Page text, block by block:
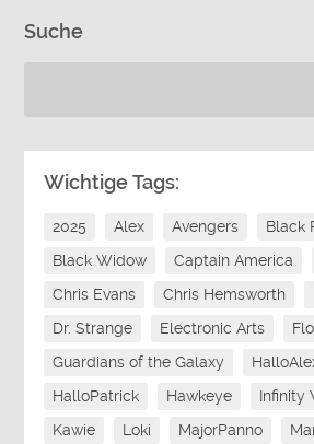
Suche
Wichtige Tags:
2025 Alex Avengers
Black
Black Widow
Captain America
Chris Evans
Chris Hemsworth
Dr. Strange
Electronic Arts Flo
Guardians of the Galaxy
HalloPatrick
Hawkeye Infinity
Kawie
Loki MajorPanno